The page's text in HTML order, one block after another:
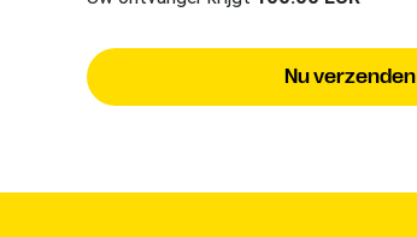
Nu verzenden